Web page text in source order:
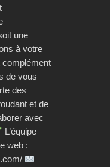
une
à votre
complément
de vous
des
et de
avec
L’équipe
web :